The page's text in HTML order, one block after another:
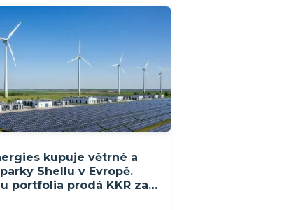
kupuje větrné a
Shellu v Evropě.
portfolia prodá KKR za